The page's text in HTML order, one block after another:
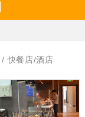
/ 快餐店/酒店